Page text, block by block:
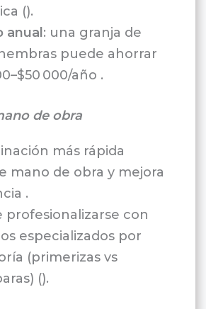
().
anual : una granja de
puede ahorrar
000/año .
de obra
más rápida
mano de obra y mejora
.
profesionalizarse con
especializados por
(primerizas vs
().